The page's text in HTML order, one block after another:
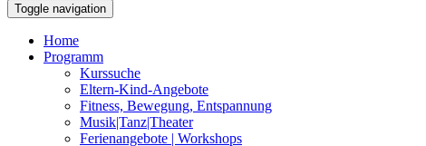
Toggle navigation
Home
Programm
Kurssuche
Eltern-Kind-Angebote
Fitness, Bewegung, Entspannung
Musik|Tanz|Theater
Ferienangebote | Workshops